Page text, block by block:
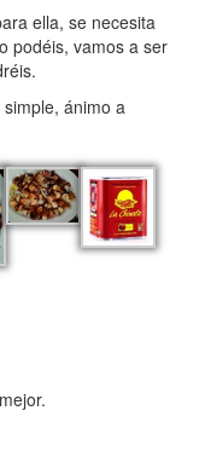
ella, se necesita
podéis, vamos a ser
ánimo a